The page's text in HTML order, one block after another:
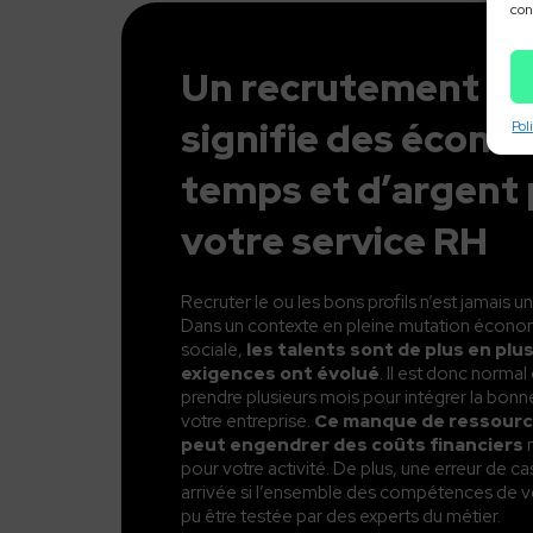
Un recrutement
signifie des
temps et d’argent
votre service RH
Recruter le ou les bons profils n’est jamais
Dans un contexte en pleine mutation
sociale, les talents sont de plus en
exigences ont évolué. Il est donc
prendre plusieurs mois pour intégrer la
votre entreprise. Ce manque de
peut engendrer des coûts financiers
pour votre activité. De plus, une erreur de
arrivée si l’ensemble des compétences de
pu être testée par des experts du métier.